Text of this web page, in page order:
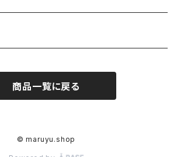
商品一覧に戻る
© maruyu.shop